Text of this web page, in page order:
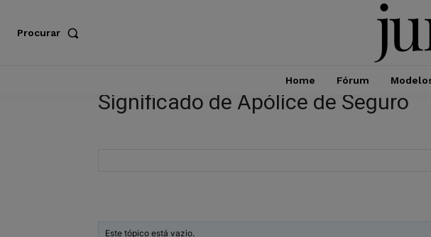
Procurar
Home Fórum
Significado de Apólice de Seguro
Este tópico está vazio.